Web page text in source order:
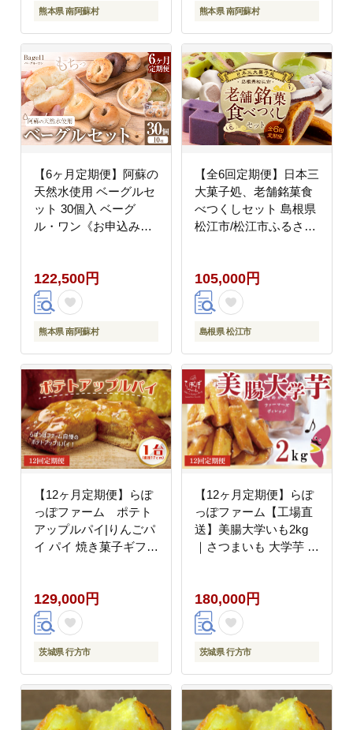
--熊本県 南阿蘇村 --熊本県 南阿蘇村
【6ヶ月定期便】阿蘇の
天然水使用 ベーグルセ
ット 30個入 ベーグ
ル・ワン《お申込み月
ル パン おやつ 送料無
料---
sms_fbg1bgtei_122500_30p_mo6-
--
122,500円
熊本県 南阿蘇村
【全6回定期便】日本三
大菓子処、老舗銘菓食
べつくしセット 島根県
松江市/松江市ふるさと
105,000円
島根県 松江市
【12ヶ月定期便】らぽ
っぽファーム ポテト
アップルパイ|りんごパ
イ パイ 焼き菓子ギフト
ツ おいもスイーツ お菓
子 さつまいも 内祝 健
康 おやつ 定期便（CQ-
51）
129,000円
茨城県 行方市
【12ヶ月定期便】らぽ
っぽファーム【工場直
送】美腸大学いも2kg
｜さつまいも 大学芋 芋
凍 美腸大学芋 人気 送
料無料 茨城県 行方市
らぽっぽファーム
（CQ-72）
180,000円
茨城県 行方市